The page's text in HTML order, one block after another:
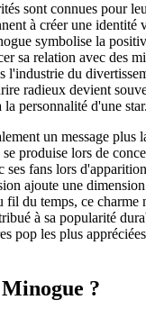
sont connues pour
à créer une identité
symbolise la
sa relation avec des
l'industrie du
radieux devient
personnalité d'une star.
un message plus
produise lors de
ses fans lors
ajoute une
fil du temps, ce charme
à sa popularité
pop les plus
?